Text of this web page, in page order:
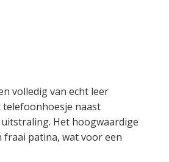
volledig van echt leer
telefoonhoesje naast
Het hoogwaardige
patina, wat voor een